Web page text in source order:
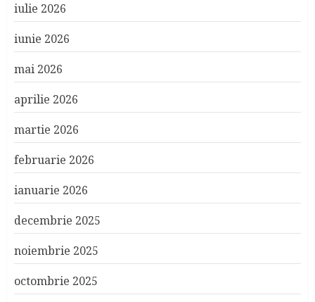
iulie 2026
iunie 2026
mai 2026
aprilie 2026
martie 2026
februarie 2026
ianuarie 2026
decembrie 2025
noiembrie 2025
octombrie 2025